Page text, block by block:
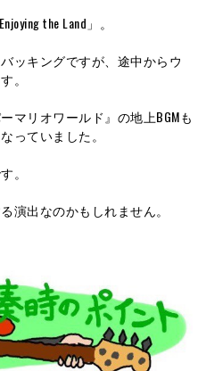
the Land」。
ッキングですが、途中からウ
。
マリオワールド』の地上BGMも
っていました。
。
演出なのかもしれません。